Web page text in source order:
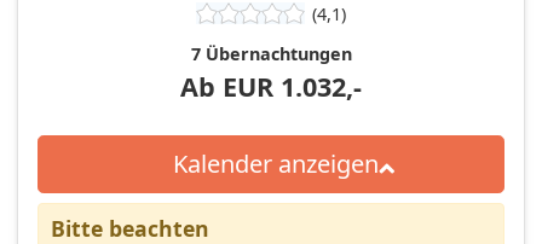
(4,1)
7 Übernachtungen
Ab EUR 1.032,-
Kalender anzeigen
Bitte beachten